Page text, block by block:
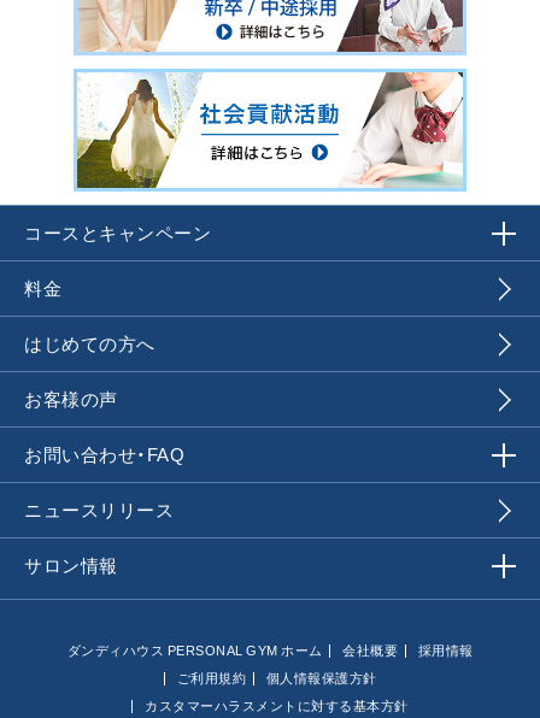
コースとキャンペーン
料金
はじめての方へ
お客様の声
お問い合わせ・FAQ
ニュースリリース
サロン情報
ダンディハウス PERSONAL GYM ホーム 会社概要
採用情報
ご利用規約
個人情報保護方針
カスタマーハラスメントに対する基本方針